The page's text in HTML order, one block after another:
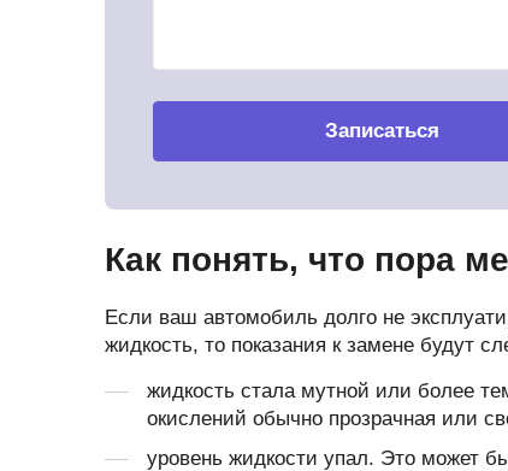
Записаться
Как понять, что пора
Если ваш автомобиль долго не
жидкость, то показания к замене будут
жидкость стала мутной или более
окислений обычно прозрачная или
уровень жидкости упал. Это может